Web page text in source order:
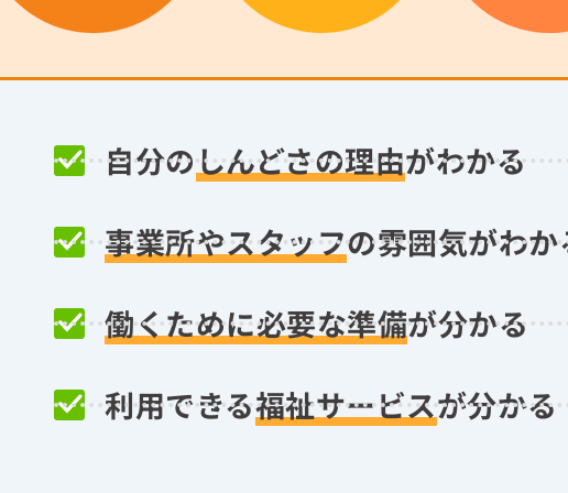
自分のしんどさの理由がわかる
事業所やスタッフの雰囲気がわか
働くために必要な準備が分かる
利用できる福祉サービスが分かる